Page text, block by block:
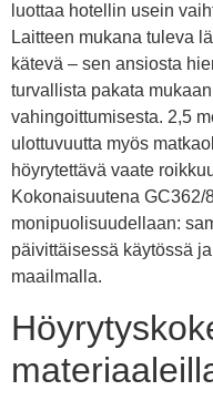
luottaa hotellin usein
Laitteen mukana tuleva
kätevä – sen ansiosta
turvallista pakata
vahingoittumisesta. 2,5
ulottuvuutta myös
höyrytettävä vaate
Kokonaisuutena GC362/
monipuolisuudellaan:
päivittäisessä käytössä
maailmalla.